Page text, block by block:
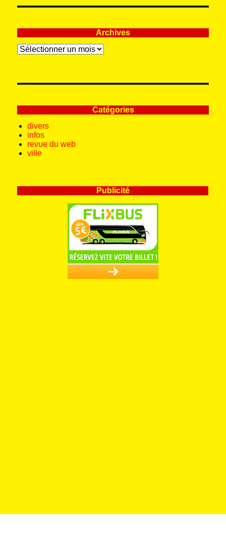
Archives
Archives
Catégories
divers
infos
revue du web
ville